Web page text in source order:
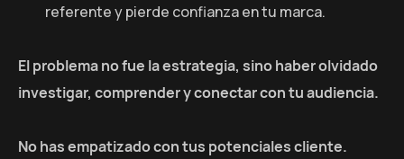
referente y pierde confianza en tu marca.
El problema no fue la estrategia, sino haber olvidado
investigar, comprender y conectar con tu audiencia.
No has empatizado con tus potenciales cliente.